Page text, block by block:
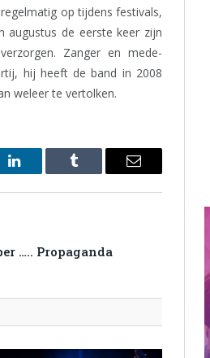
op tijdens festivals,
augustus de eerste keer zijn
Zanger en mede-
hij heeft de band in 2008
weleer te vertolken.
LinkedIn Tumblr Email
….. Propaganda